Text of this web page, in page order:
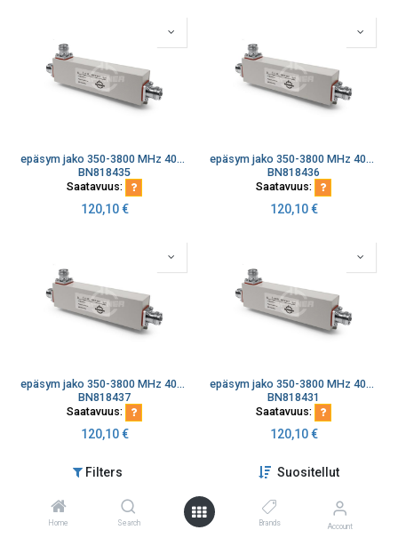
Filters Suositellut
Home Search Brands Account
epäsym jako 350-3800 MHz 400W 4.3-10 naaras liitin 10 dB
BN818435
Saatavuus:
120,10€
epäsym jako 350-3800 MHz 400W 4.3-10 naaras liitin 13 dB
BN818436
Saatavuus:
120,10€
epäsym jako 350-3800 MHz 400W 4.3-10 naaras liitin 15 dB
BN818437
Saatavuus:
120,10€
epäsym jako 350-3800 MHz 400W 4.3-10 naaras liitin 4.8 dB
BN818431
Saatavuus:
120,10€